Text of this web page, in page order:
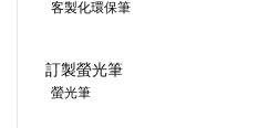
客製化環保筆
訂製螢光筆
螢光筆